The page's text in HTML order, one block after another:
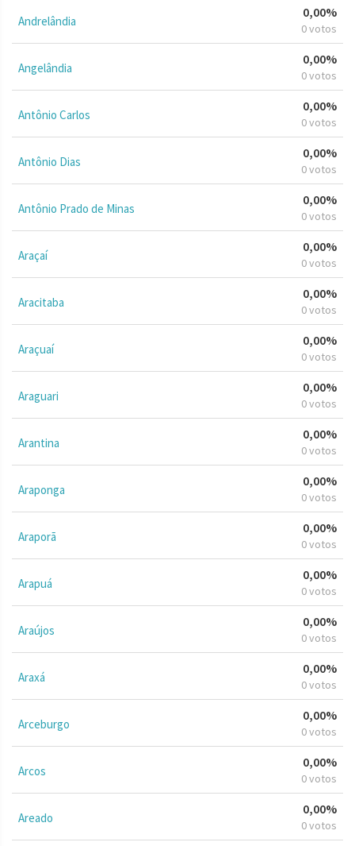
Andrelândia
0,00%
0 votos
Angelândia
0,00%
0 votos
Antônio Carlos
0,00%
0 votos
Antônio Dias
0,00%
0 votos
Antônio Prado de Minas
0,00%
0 votos
Araçaí
0,00%
0 votos
Aracitaba
0,00%
0 votos
Araçuaí
0,00%
0 votos
Araguari
0,00%
0 votos
Arantina
0,00%
0 votos
Araponga
0,00%
0 votos
Araporã
0,00%
0 votos
Arapuá
0,00%
0 votos
Araújos
0,00%
0 votos
Araxá
0,00%
0 votos
Arceburgo
0,00%
0 votos
Arcos
0,00%
0 votos
Areado
0,00%
0 votos